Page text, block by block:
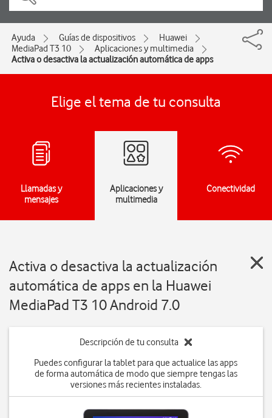
Ayuda Guías de dispositivos
Huawei
MediaPad T3 10
Aplicaciones y multimedia
Activa o desactiva la actualización automática de apps
Elige el tema de tu consulta
Llamadas y
mensajes
Aplicaciones y
multimedia
Conectividad
Activa o desactiva la actualización
automática de apps en la Huawei
MediaPad T3 10 Android 7.0
Descripción de tu consulta
Puedes configurar la tablet para que actualice las apps
de forma automática de modo que siempre tengas las
versiones más recientes instaladas.